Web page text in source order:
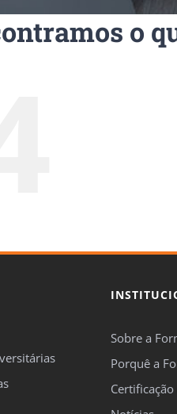
o
Sobre a
Porquê a
Certificação